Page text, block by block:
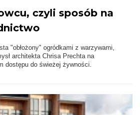
czyli sposób na
"obłożony" ogródkami z warzywami,
architekta Chrisa Prechta na
dostępu do świeżej żywności.